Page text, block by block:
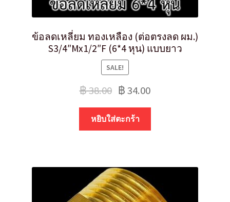
ข้อลดเหลี่ยม ทองเหลือง (ต่อตรงลด ผม.)
S3/4″Mx1/2″F (6*4 หุน) แบบยาว
SALE!
฿38.00 ฿34.00
หยิบใส่ตะกร้า